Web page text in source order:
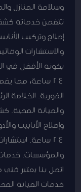
وسلامة المنازل
تتضمن خدماته
إصلاح وتركيب
والاستشارات
بكونه الأفضل في
24 ساعة، مما
الفورية. الخلاصة
والصيانة الصحية.
وإصلاح الأنابيب
24 ساعة.
والمؤسسات.
اتصل بنا يعتبر
خدمات الصيانة